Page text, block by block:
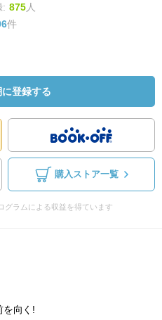
: 875人
件
登録する
購入ストア一覧
グラムによる収益を得ています
を向く!